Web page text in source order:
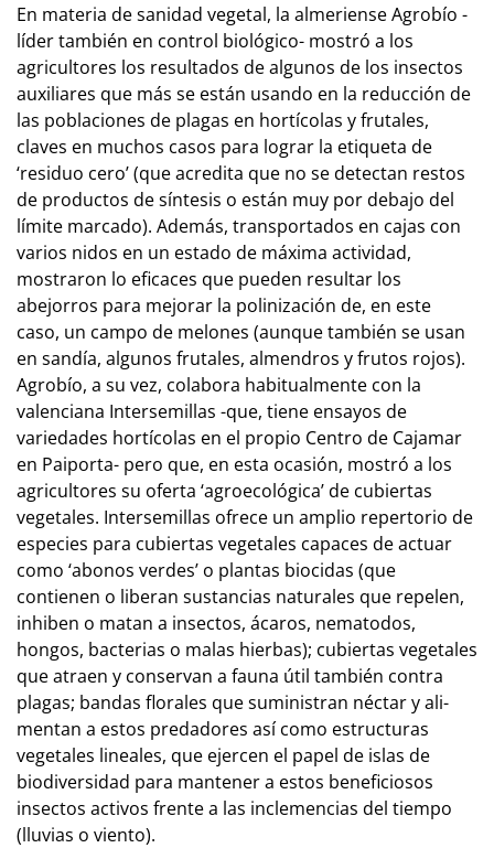
En materia de sanidad vegetal, la almeriense Agrobío -
líder también en control biológico- mostró a los
agricultores los resultados de algunos de los insectos
auxiliares que más se están usando en la reducción de
las poblaciones de plagas en hortícolas y frutales,
claves en muchos casos para lograr la etiqueta de
‘residuo cero’ (que acredita que no se de­tec­tan restos
de productos de síntesis o están muy por debajo del
límite marcado). Además, transportados en cajas con
varios nidos en un estado de máxima actividad,
mostraron lo eficaces que pueden resultar los
abejorros para mejorar la polinización de, en este
caso, un campo de melones (aunque también se usan
en sandía, algunos frutales, al­mendros y frutos rojos).
Agrobío, a su vez, colabora habitualmente con la
valenciana Intersemillas -que, tiene en­sa­yos de
variedades hortícolas en el propio Centro de Cajamar
en Paiporta- pero que, en esta ocasión, mostró a los
agri­­­cultores su oferta ‘agroecológica’ de cubiertas
vegetales. Intersemillas ofrece un amplio repertorio de
especies pa­ra cubiertas vegetales capaces de actuar
como ‘abonos verdes’ o plantas biocidas (que
contienen o liberan sus­tan­cias na­tu­ra­les que repelen,
inhiben o matan a insectos, ácaros, nematodos,
hongos, bacterias o malas hierbas); cu­biertas vege­ta­les
que atraen y conservan a fauna útil también contra
plagas; bandas florales que suministran néctar y ali­
mentan a estos predadores así como estructuras
vegetales lineales, que ejercen el papel de islas de
biodiversidad para mantener a estos beneficiosos
insectos activos frente a las inclemencias del tiempo
(lluvias o viento).